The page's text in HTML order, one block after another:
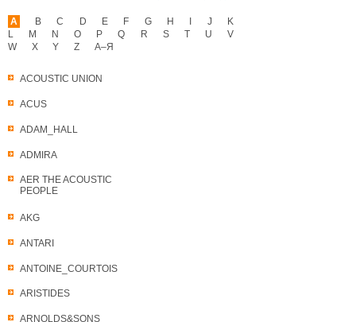
A
ACOUSTIC UNION
ACUS
ADAM_HALL
ADMIRA
AER THE ACOUSTIC
PEOPLE
AKG
ANTARI
ANTOINE_COURTOIS
ARISTIDES
ARNOLDS&SONS
B C D E F G H J
K
L
M N O P Q R S T U
V
W
X Y Z А–Я